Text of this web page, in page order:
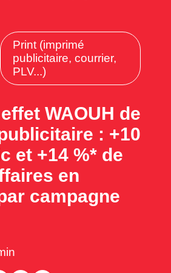
Print (imprimé
publicitaire, courrier,
PLV...)
WAOUH de
: +10
et +14 %* de
en
campagne